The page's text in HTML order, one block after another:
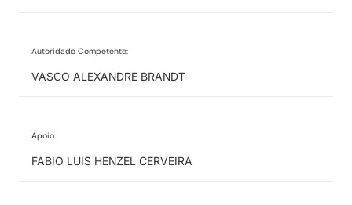
Autoridade Competente:
VASCO ALEXANDRE BRANDT
Apoio:
FABIO LUIS HENZEL CERVEIRA